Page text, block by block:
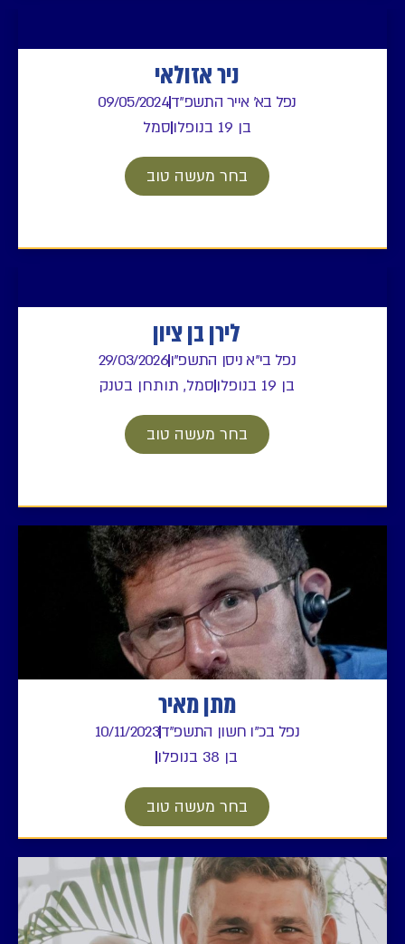
ניר אזולאי
נפל בא' אייר התשפ"ד09/05/2024
בן 19 בנופלו
סמל
בחר מעשה טוב
לירן בן ציון
נפל בי"א ניסן התשפ"ו29/03/2026
בן 19 בנופלו
סמל, תותחן בטנק
בחר מעשה טוב
מתן מאיר
נפל בכ"ו חשון התשפ"ד10/11/2023
בן 38 בנופלו
בחר מעשה טוב